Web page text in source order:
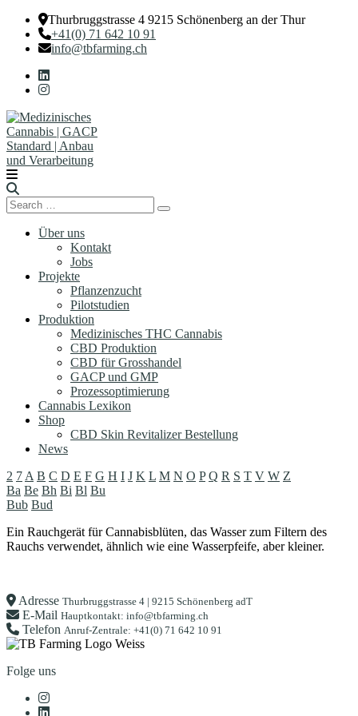
Thurbruggstrasse 4 9215 Schönenberg an der Thur
+41(0) 71 642 10 91
info@tbfarming.ch
Search
for:
Search
Über uns
Kontakt
Jobs
Projekte
Pflanzenzucht
Pilotstudien
Produktion
Medizinisches THC Cannabis
CBD Produktion
CBD für Grosshandel
GACP und GMP
Prozessoptimierung
Cannabis Lexikon
Shop
CBD Skin Revitalizer Bestellung
News
2 7 A B C D E F G H I J K L M N O P Q R S T V W Z
Ba Be Bh Bi Bl Bu
Bub Bud
Ein Rauchgerät für Cannabisblüten, das Wasser zum Filtern des
Rauchs verwendet, ähnlich wie eine Wasserpfeife, aber kleiner.
Adresse Thurbruggstrasse 4 | 9215 Schönenberg adT
E-Mail Hauptkontakt: info@tbfarming.ch
Telefon Anruf-Zentrale: +41(0) 71 642 10 91
Folge uns